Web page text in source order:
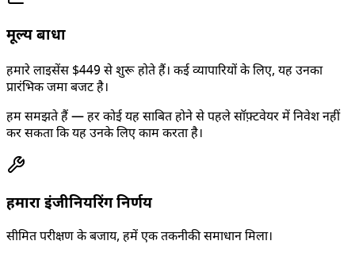
मूल्य बाधा
हमारे लाइसेंस $449 से शुरू होते हैं। कई व्यापारियों के लिए, यह उनका
प्रारंभिक जमा बजट है।
हम समझते हैं — हर कोई यह साबित होने से पहले सॉफ़्टवेयर में निवेश नहीं
कर सकता कि यह उनके लिए काम करता है।
हमारा इंजीनियरिंग निर्णय
सीमित परीक्षण के बजाय, हमें एक तकनीकी समाधान मिला।